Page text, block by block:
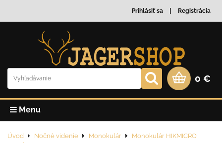
Prihlásiť sa Registrácia
0 €
Menu
Úvod Nočné videnie Monokulár
Monokulár HIKMICRO